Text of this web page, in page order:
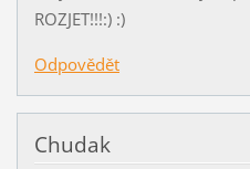
ROZJET!!!:) :)
Odpovědět
Chudak